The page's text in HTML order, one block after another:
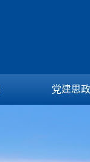
党建思政